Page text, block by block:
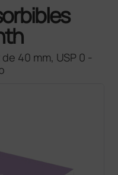
40 mm, USP 0 -